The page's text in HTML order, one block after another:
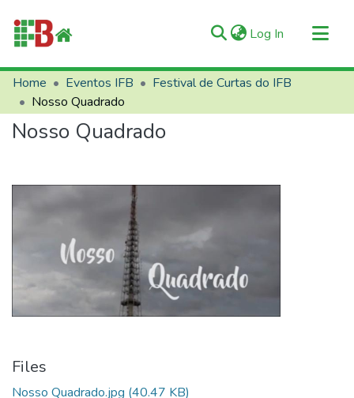
Log In (current)
Communities & Collections
All of RIIFB
Manuals and Terms
About RIIFB
Help
Home Eventos IFB
Festival de Curtas do IFB
Nosso Quadrado
Nosso Quadrado
Files
Nosso Quadrado.jpg (40.47 KB)